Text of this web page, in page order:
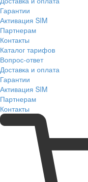
Гарантии
Активация SIM
Партнерам
Контакты
Каталог тарифов
Вопрос-ответ
Доставка и оплата
Гарантии
Активация SIM
Партнерам
Контакты